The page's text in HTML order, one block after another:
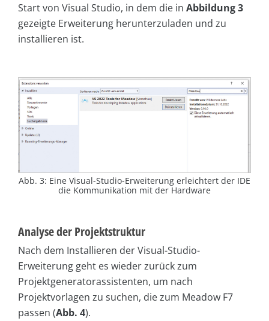
Start von Visual Studio, in dem die in Abbildung 3
gezeigte Erweiterung herunterzuladen und zu
installieren ist.
Abb. 3: Eine Visual-Studio-Erweiterung erleichtert der IDE
die Kommunikation mit der Hardware
Analyse der Projektstruktur
Nach dem Installieren der Visual-Studio-
Erweiterung geht es wieder zurück zum
Projektgeneratorassistenten, um nach
Projektvorlagen zu suchen, die zum Meadow F7
passen (Abb. 4).